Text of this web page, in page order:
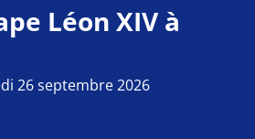
Léon XIV à
26 septembre 2026